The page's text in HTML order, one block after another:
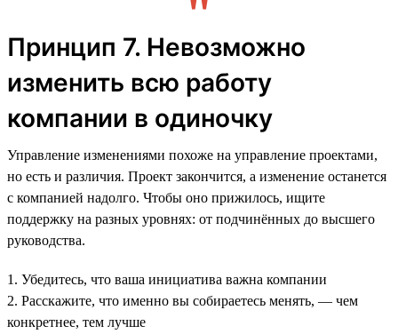
Принцип 7. Невозможно
изменить всю работу
компании в одиночку
Управление изменениями похоже на управление проектами,
но есть и различия. Проект закончится, а изменение останется
с компанией надолго. Чтобы оно прижилось, ищите
поддержку на разных уровнях: от подчинённых до высшего
руководства.
1. Убедитесь, что ваша инициатива важна компании
2. Расскажите, что именно вы собираетесь менять, — чем
конкретнее, тем лучше